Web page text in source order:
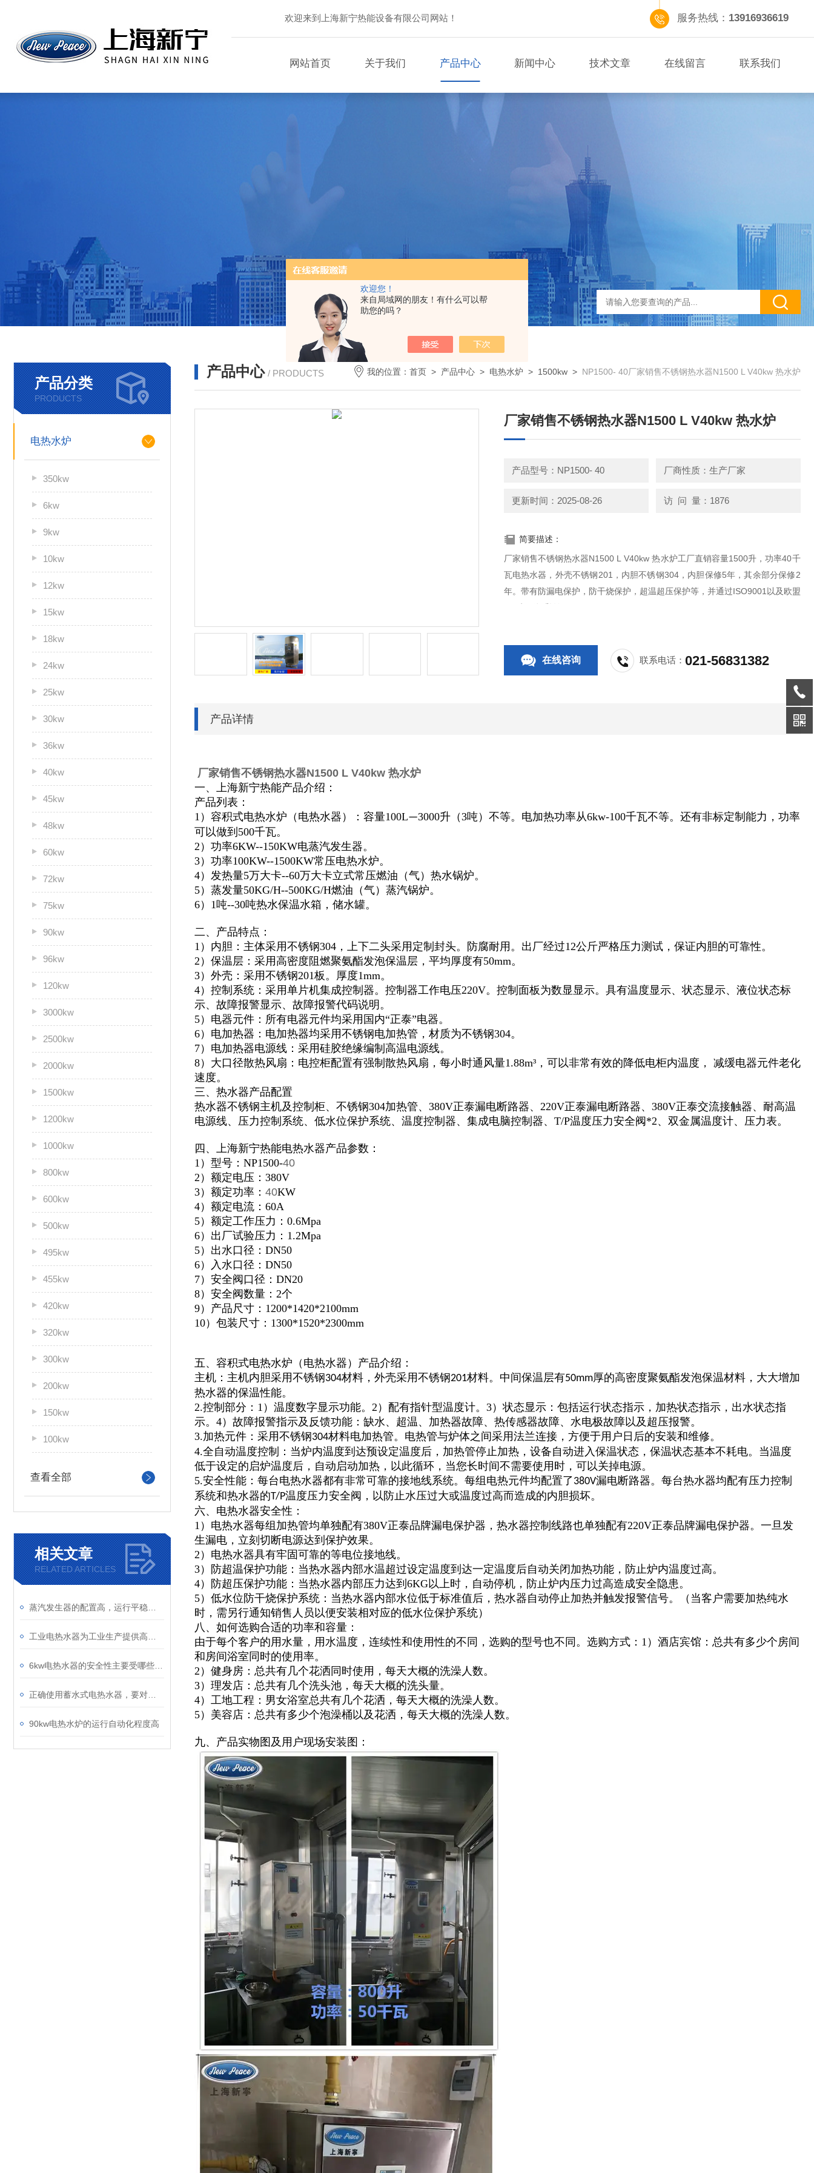
欢迎您！
来自局域网的朋友！有什么可以帮
助您的吗？
欢迎来到上海新宁热能设备有限公司网站！ 服务热线： 13916936619
网站首页 关于我们 产品中心 新闻中心 技术文章 在线留言 联系我们
产品分类
PRODUCTS
电热水炉
350kw
6kw
9kw
10kw
12kw
15kw
18kw
24kw
25kw
30kw
36kw
40kw
45kw
48kw
60kw
72kw
75kw
90kw
96kw
120kw
3000kw
2500kw
2000kw
1500kw
1200kw
1000kw
800kw
600kw
500kw
495kw
455kw
420kw
320kw
300kw
200kw
150kw
100kw
查看全部
相关文章
RELATED ARTICLES
90kw电热水炉的运行自动化程度高
产品中心 / PRODUCTS 我的位置： 首页 > 产品中心 > 电热水炉 > 1500kw > NP1500- 40厂家销售不锈钢热水器N1500 L V40kw 热水炉
厂家销售不锈钢热水器N1500 L V40kw 热水炉
产品型号：NP1500- 40 厂商性质：生产厂家
更新时间：2025-08-26 访 问 量：1876
简要描述：
厂家销售不锈钢热水器N1500 L V40kw 热水炉工厂直销容量1500升，功率40千
瓦电热水器，外壳不锈钢201，内胆不锈钢304，内胆保修5年，其余部分保修2
年。带有防漏电保护，防干烧保护，超温超压保护等，并通过ISO9001以及欧盟
CE质量体系认证。
在线咨询 联系电话：021-56831382
产品详情
厂家销售不锈钢热水器N1500 L V40kw 热水炉
一、上海新宁热能产品介绍：
产品列表：
1）容积式电热水炉（电热水器）：容量100L—3000升（3吨）不等。电加热功率从6kw-100千瓦不等。还有非标定制能力，功率
可以做到500千瓦。
2）功率6KW--150KW电蒸汽发生器。
3）功率100KW--1500KW常压电热水炉。
4）发热量5万大卡--60万大卡立式常压燃油（气）热水锅炉。
5）蒸发量50KG/H--500KG/H燃油（气）蒸汽锅炉。
6）1吨--30吨热水保温水箱，储水罐。
二、产品特点：
1）内胆：主体采用不锈钢304，上下二头采用定制封头。防腐耐用。出厂经过12公斤严格压力测试，保证内胆的可靠性。
2）保温层：采用高密度阻燃聚氨酯发泡保温层，平均厚度有50mm。
3）外壳：采用不锈钢201板。厚度1mm。
4）控制系统：采用单片机集成控制器。控制器工作电压220V。控制面板为数显显示。具有温度显示、状态显示、液位状态标
示、故障报警显示、故障报警代码说明。
5）电器元件：所有电器元件均采用国内“正泰”电器。
6）电加热器：电加热器均采用不锈钢电加热管，材质为不锈钢304。
7）电加热器电源线：采用硅胶绝缘编制高温电源线。
8）大口径散热风扇：电控柜配置有强制散热风扇，每小时通风量1.88m³，可以非常有效的降低电柜内温度， 减缓电器元件老化
速度。
三、热水器产品配置
热水器不锈钢主机及控制柜、不锈钢304加热管、380V正泰漏电断路器、220V正泰漏电断路器、380V正泰交流接触器、耐高温
电源线、压力控制系统、低水位保护系统、温度控制器、集成电脑控制器、T/P温度压力安全阀*2、双金属温度计、压力表。
四、上海新宁热能电热水器产品参数：
1）型号：NP1500-40
2）额定电压：380V
3）额定功率： 40KW
4）额定电流：60A
5）额定工作压力：0.6Mpa
6）出厂试验压力：1.2Mpa
5）出水口径：DN50
6）入水口径：DN50
7）安全阀口径：DN20
8）安全阀数量：2个
9）产品尺寸：1200*1420*2100mm
10）包装尺寸：1300*1520*2300mm
五、容积式电热水炉（电热水器）产品介绍：
主机：主机内胆采用不锈钢304材料，外壳采用不锈钢201材料。中间保温层有50mm厚的高密度聚氨酯发泡保温材料，大大增加
热水器的保温性能。
2.控制部分：1）温度数字显示功能。2）配有指针型温度计。3）状态显示：包括运行状态指示，加热状态指示，出水状态指
示。4）故障报警指示及反馈功能：缺水、超温、加热器故障、热传感器故障、水电极故障以及超压报警。
3.加热元件：采用不锈钢304材料电加热管。电热管与炉体之间采用法兰连接，方便于用户日后的安装和维修。
4.全自动温度控制：当炉内温度到达预设定温度后，加热管停止加热，设备自动进入保温状态，保温状态基本不耗电。当温度
低于设定的启炉温度后，自动启动加热，以此循环，当您长时间不需要使用时，可以关掉电源。
5.安全性能：每台电热水器都有非常可靠的接地线系统。每组电热元件均配置了380V漏电断路器。每台热水器均配有压力控制
系统和热水器的T/P温度压力安全阀，以防止水压过大或温度过高而造成的内胆损坏。
六、电热水器安全性：
1）电热水器每组加热管均单独配有380V正泰品牌漏电保护器，热水器控制线路也单独配有220V正泰品牌漏电保护器。一旦发
生漏电，立刻切断电源达到保护效果。
2）电热水器具有牢固可靠的等电位接地线。
3）防超温保护功能：当热水器内部水温超过设定温度到达一定温度后自动关闭加热功能，防止炉内温度过高。
4）防超压保护功能：当热水器内部压力达到6KG以上时，自动停机，防止炉内压力过高造成安全隐患。
5）低水位防干烧保护系统：当热水器内部水位低于标准值后，热水器自动停止加热并触发报警信号。（当客户需要加热纯水
时，需另行通知销售人员以便安装相对应的低水位保护系统）
八、如何选购合适的功率和容量：
由于每个客户的用水量，用水温度，连续性和使用性的不同，选购的型号也不同。选购方式：1）酒店宾馆：总共有多少个房间
和房间浴室同时的使用率。
2）健身房：总共有几个花洒同时使用，每天大概的洗澡人数。
3）理发店：总共有几个洗头池，每天大概的洗头量。
4）工地工程：男女浴室总共有几个花洒，每天大概的洗澡人数。
5）美容店：总共有多少个泡澡桶以及花洒，每天大概的洗澡人数。
九、产品实物图及用户现场安装图：